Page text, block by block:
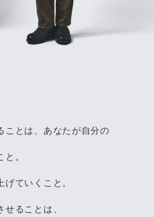
ことは、あなたが自分の
。
ていくこと。
ることは、